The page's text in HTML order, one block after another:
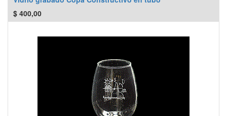
$ 400,00